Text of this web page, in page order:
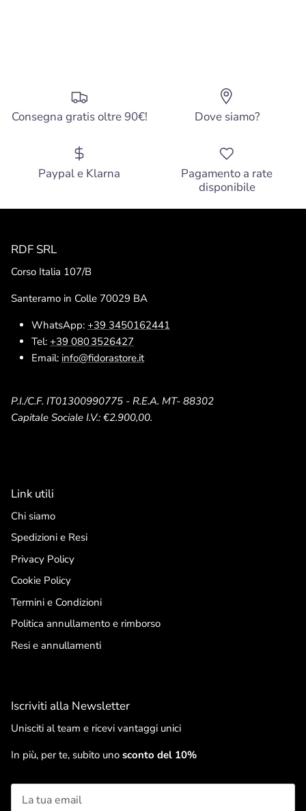
Consegna gratis oltre 90€! Dove siamo?
Paypal e Klarna
Pagamento a rate
disponibile
RDF SRL
Corso Italia 107/B
Santeramo in Colle 70029 BA
WhatsApp: +39 3450162441
Tel: +39 080 3526427
Email: info@fidorastore.it
P.I./C.F. IT01300990775 - R.E.A. MT- 88302
Capitale Sociale I.V.: €2.900,00.
Link utili
Chi siamo
Spedizioni e Resi
Privacy Policy
Cookie Policy
Termini e Condizioni
Politica annullamento e rimborso
Resi e annullamenti
Iscriviti alla Newsletter
Unisciti al team e ricevi vantaggi unici
In più, per te, subito uno sconto del 10%